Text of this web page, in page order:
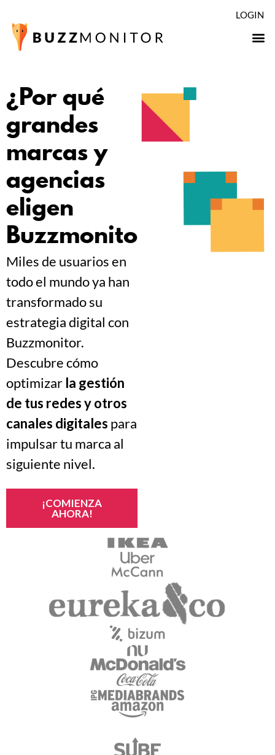
LOGIN
¿Por qué
grandes
marcas y
agencias
eligen
Buzzmonitor?
Miles de usuarios en
todo el mundo ya han
transformado su
estrategia digital con
Buzzmonitor.
Descubre cómo
optimizar la gestión
de tus redes y otros
canales digitales para
impulsar tu marca al
siguiente nivel.
¡COMIENZA
AHORA!